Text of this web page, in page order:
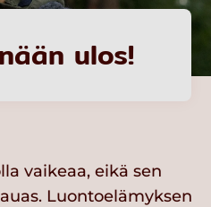
ulos!
vaikeaa, eikä sen
Luontoelämyksen